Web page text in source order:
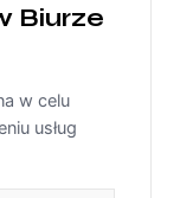
Biurze
w celu
usług